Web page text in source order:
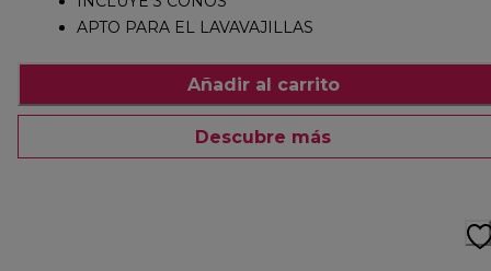
APTO PARA EL LAVAVAJILLAS
Añadir al carrito
Descubre más